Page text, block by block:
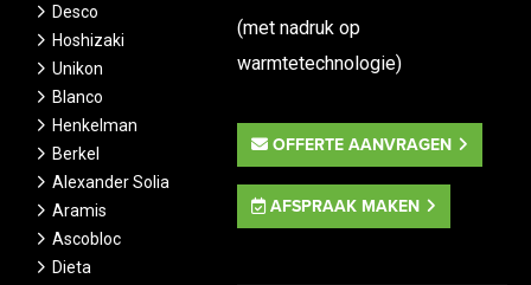
Desco
Hoshizaki
Unikon
Blanco
Henkelman
Berkel
Alexander Solia
Aramis
Ascobloc
Dieta
(met nadruk op
warmtetechnologie)
OFFERTE AANVRAGEN
AFSPRAAK MAKEN